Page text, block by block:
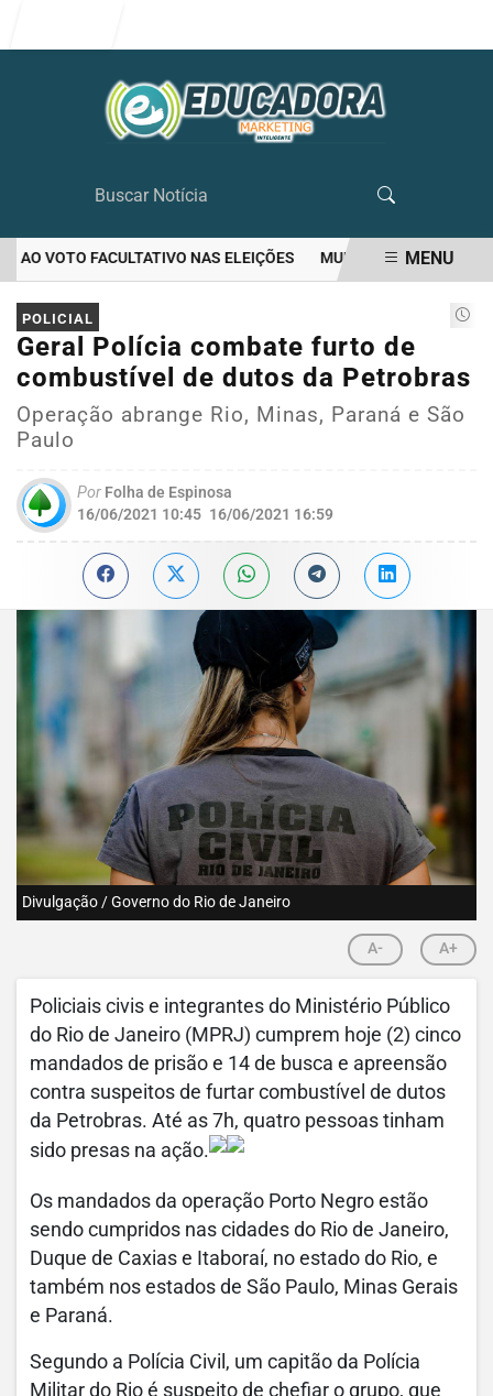
VOTO FACULTATIVO NAS ELEIÇÕES MULHER MATA O
EM ALTA
MENU
POLICIAL
Geral Polícia combate furto de
combustível de dutos da Petrobras
Operação abrange Rio, Minas, Paraná e São
Paulo
Por Folha de Espinosa
16/06/2021 10:45 16/06/2021 16:59
Divulgação / Governo do Rio de Janeiro
A- A+
Policiais civis e integrantes do Ministério Público
do Rio de Janeiro (MPRJ) cumprem hoje (2) cinco
mandados de prisão e 14 de busca e apreensão
contra suspeitos de furtar combustível de dutos
da Petrobras. Até as 7h, quatro pessoas tinham
sido presas na ação.
Os mandados da operação Porto Negro estão
sendo cumpridos nas cidades do Rio de Janeiro,
Duque de Caxias e Itaboraí, no estado do Rio, e
também nos estados de São Paulo, Minas Gerais
e Paraná.
Segundo a Polícia Civil, um capitão da Polícia
Militar do Rio é suspeito de chefiar o grupo, que